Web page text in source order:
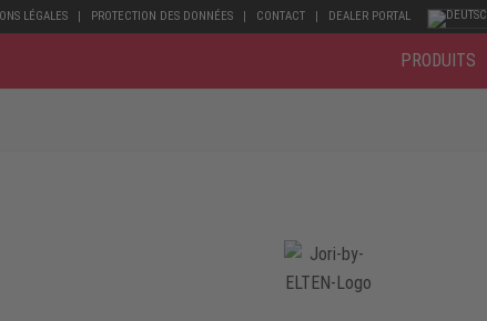
LÉGALES PROTECTION DES DONNÉES CONTACT DEALER PORTAL
PRODUITS